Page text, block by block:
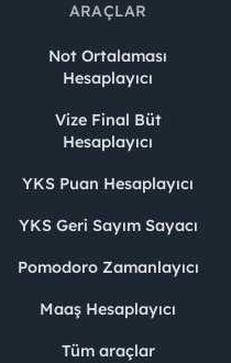
ARAÇLAR
Not Ortalaması
Hesaplayıcı
Vize Final Büt
Hesaplayıcı
YKS Puan Hesaplayıcı
YKS Geri Sayım Sayacı
Pomodoro Zamanlayıcı
Maaş Hesaplayıcı
Tüm araçlar